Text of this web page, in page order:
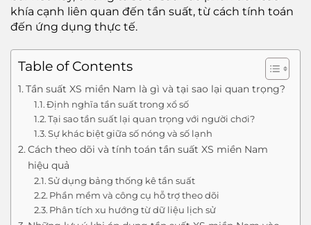
khía cạnh liên quan đến tần suất, từ cách tính toán
đến ứng dụng thực tế.
Table of Contents
Tần suất XS miền Nam là gì và tại sao lại quan trọng?
Định nghĩa tần suất trong xổ số
Tại sao tần suất lại quan trọng với người chơi?
Sự khác biệt giữa số nóng và số lạnh
Cách theo dõi và tính toán tần suất XS miền Nam
hiệu quả
Sử dụng bảng thống kê tần suất
Phần mềm và công cụ hỗ trợ theo dõi
Phân tích xu hướng từ dữ liệu lịch sử